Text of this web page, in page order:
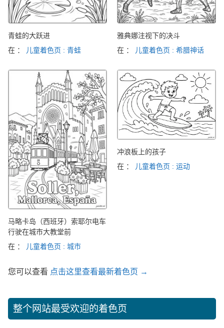
青蛙的大跃进
在 ：
儿童着色页 : 青蛙
雅典娜注视下的决斗
在 ：
儿童着色页 : 希腊神话
马略卡岛（西班牙）索耶尔电车
行驶在城市大教堂前
在 ：
儿童着色页 : 城市
冲浪板上的孩子
在 ：
儿童着色页 : 运动
您可以查看 点击这里查看最新着色页 →
整个网站最受欢迎的着色页